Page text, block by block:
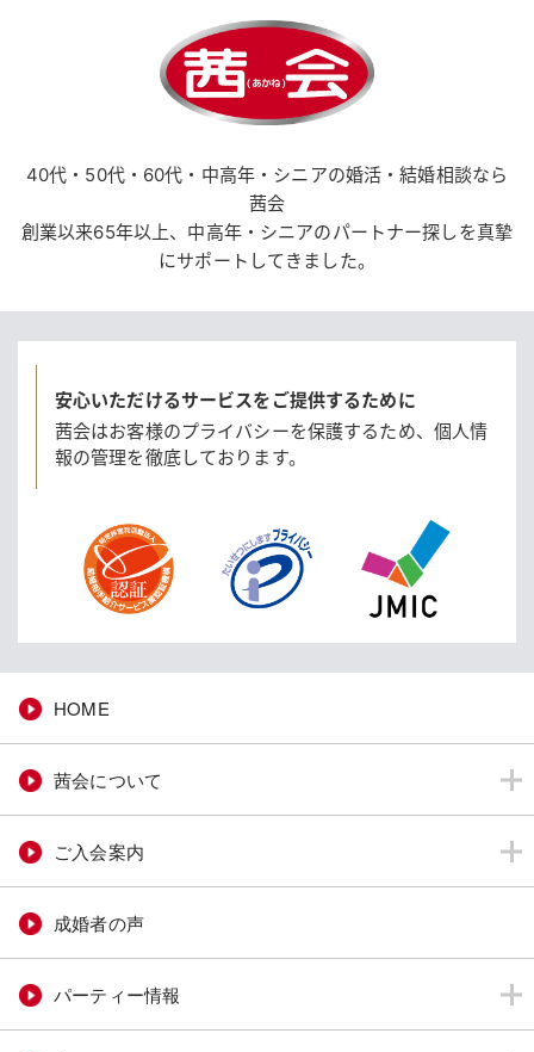
40代・50代・60代・中高年・シニアの婚活・結婚相談なら
茜会
創業以来65年以上、中高年・シニアのパートナー探しを真摯
にサポートしてきました。
安心いただけるサービスをご提供するために
茜会はお客様のプライバシーを保護するため、 個人情
報の管理を徹底しております。
HOME
茜会について
ご入会案内
成婚者の声
パーティー情報